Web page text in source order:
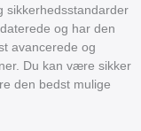
sikkerhedsstandarder
og har den
avancerede og
Du kan være sikker
den bedst mulige